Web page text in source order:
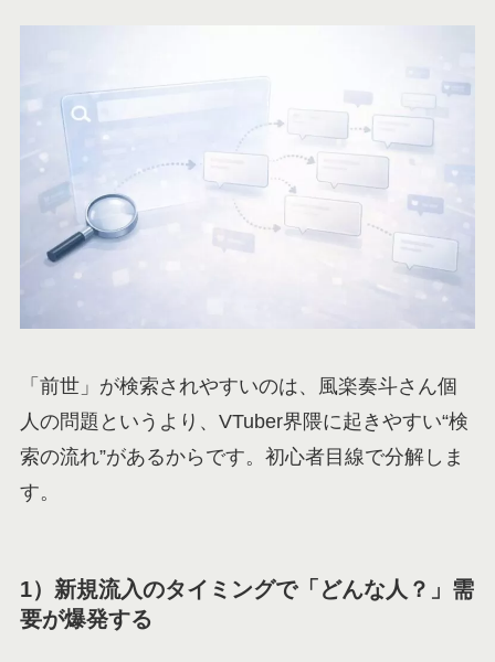
「前世」が検索されやすいのは、風楽奏斗さん個
人の問題というより、VTuber界隈に起きやすい“検
索の流れ”があるからです。初心者目線で分解しま
す。
1）新規流入のタイミングで「どんな人？」需
要が爆発する